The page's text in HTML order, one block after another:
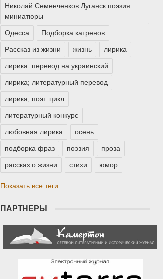
Николай Семенченков Луганск поэзия
миниатюры
Одесса Подборка катренов
Рассказ из жизни жизнь лирика
лирика: перевод на украинский
лирика; литературный перевод
лирика; поэт. цикл
литературный конкурс
любовная лирика осень
подборка фраз поэзия проза
рассказ о жизни стихи юмор
Показать все теги
ПАРТНЕРЫ